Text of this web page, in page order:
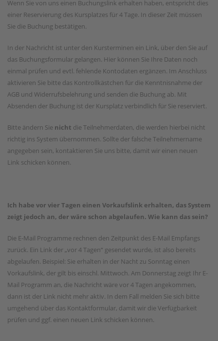
Wenn Sie von uns einen Buchungslink erhalten haben, entspricht dies
einer Reservierung des Kursplatzes für 4 Tage. In dieser Zeit müssen
Sie die Buchung bestätigen.
In der Nachricht ist unter den Kursterminen ein Link, über den Sie auf
das Buchungsformular gelangen. Hier können Sie Ihre Daten noch
einmal prüfen und evtl. fehlende Kontodaten ergänzen. Im Anschluss
aktivieren Sie bitte das Kontrollkästchen für die Kenntnisnahme der
AGB und Widerrufsbelehrung und senden die Buchung ab. Mit
Absenden der Buchung ist der Kursplatz verbindlich für Sie reserviert.
Bitte ändern Sie nicht die Teilnehmerdaten, die werden hierbei nicht
richtig ins System übernommen. Sollte der falsche Teilnehmername
angegeben sein, kontaktieren Sie uns bitte, damit wir einen neuen
Link schicken können.
Ich habe vor vier Tagen einen Vorkaufslink erhalten, das System
zeigt jedoch an, der wäre schon abgelaufen. Wie kann das sein?
Die E-Mail Programme rechnen den Zeitpunkt des E-Mail Empfangs
zurück. Ein Link der „vor 4 Tagen“ gesendet wurde, ist also bereits
abgelaufen. Beispiel: Sie erhalten in der Nacht zu Sonntag einen
Vorkaufslink, der gilt bis einschl. Mittwoch. Am Donnerstag zeigt Ihr E-
Mail Programm an, die Nachricht wäre vor 4 Tagen angekommen,
dann ist der Link nicht mehr aktiv. In dem Fall melden Sie sich bitte
umgehend über das Kontaktformular, damit wir die Verfügbarkeit
prüfen und ggf. einen neuen Link schicken können.